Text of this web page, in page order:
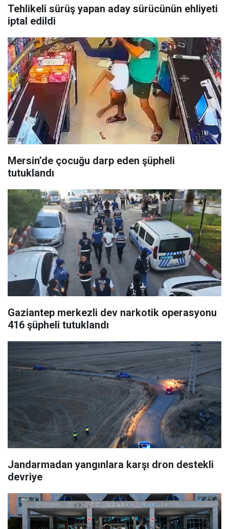
Tehlikeli sürüş yapan aday sürücünün ehliyeti
iptal edildi
Mersin’de çocuğu darp eden şüpheli
tutuklandı
Gaziantep merkezli dev narkotik operasyonu
416 şüpheli tutuklandı
Jandarmadan yangınlara karşı dron destekli
devriye